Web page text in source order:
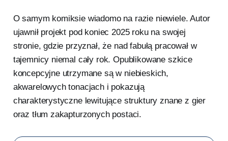
O samym komiksie wiadomo na razie niewiele. Autor
ujawnił projekt pod koniec 2025 roku na swojej
stronie, gdzie przyznał, że nad fabułą pracował w
tajemnicy niemal cały rok. Opublikowane szkice
koncepcyjne utrzymane są w niebieskich,
akwarelowych tonacjach i pokazują
charakterystyczne lewitujące struktury znane z gier
oraz tłum zakapturzonych postaci.